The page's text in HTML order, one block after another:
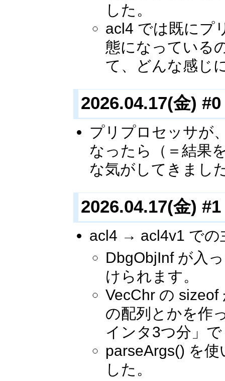
した。
acl4 では既にプ
態になっている
て、どんな感じ
2026.04.17(金) #0
プリプロセッサが
なったら（＝結果
な気がしてきまし
2026.04.17(金) #1
acl4 → acl4v1 での
DbgObjInf が入
けられます。
VecChr の
の配列とかを作
インタ3つ分」
parseArgs() を
した。